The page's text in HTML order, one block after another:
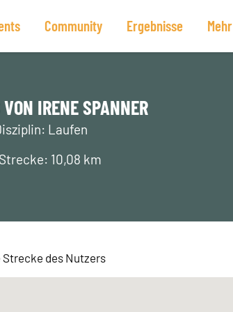
Community Ergebnisse Mehr
IRENE SPANNER
Laufen
10,08 km
des Nutzers